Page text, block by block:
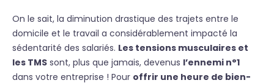
On le sait, la diminution drastique des trajets entre le
domicile et le travail a considérablement impacté la
sédentarité des salariés. Les tensions musculaires et
les TMS sont, plus que jamais, devenus l’ennemi n°1
dans votre entreprise ! Pour offrir une heure de bien-